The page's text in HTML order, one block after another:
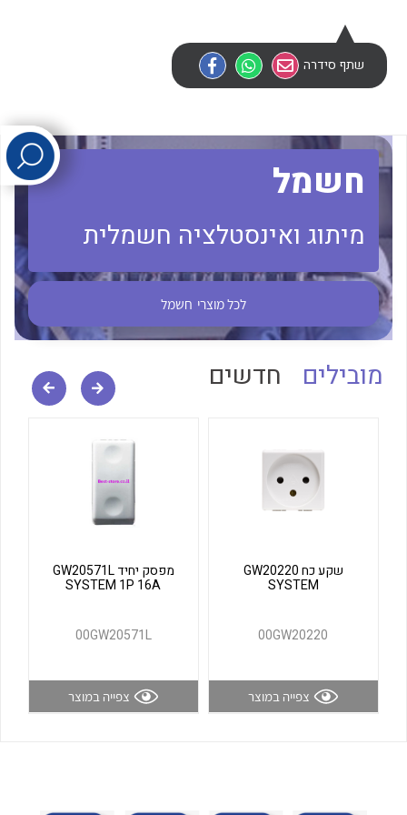
לכל מוצרי היצרן
לכל מוצרי היצרן לכל מוצרי היצרן
לכל מוצרי היצרן לכל מוצרי היצרן
שתף סידרה
חשמל
מיתוג ואינסטלציה חשמלית
לכל מוצרי חשמל
מובילים חדשים
שקע כח GW20220
SYSTEM
00GW20220
צפייה במוצר
מפסק יחיד GW20571L
SYSTEM 1P 16A
00GW20571L
צפייה במוצר